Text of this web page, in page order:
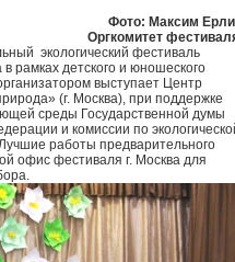
Фото: Максим
Оргкомитет
экологический фестиваль
рамках детского и юношеского
выступает Центр
(г. Москва), при поддержке
среды Государственной думы
и комиссии по
работы предварительного
офис фестиваля г. Москва для